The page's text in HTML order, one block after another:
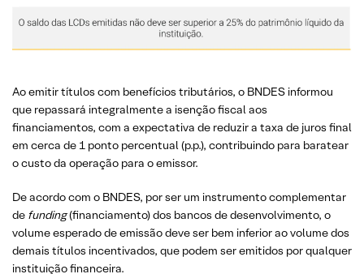
Ao emitir títulos com benefícios tributários, o BNDES informou
que repassará integralmente a isenção fiscal aos
financiamentos, com a expectativa de reduzir a taxa de juros final
em cerca de 1 ponto percentual (p.p.), contribuindo para baratear
o custo da operação para o emissor.
De acordo com o BNDES, por ser um instrumento complementar
de funding(financiamento) dos bancos de desenvolvimento, o
volume esperado de emissão deve ser bem inferior ao volume dos
demais títulos incentivados, que podem ser emitidos por qualquer
instituição financeira.